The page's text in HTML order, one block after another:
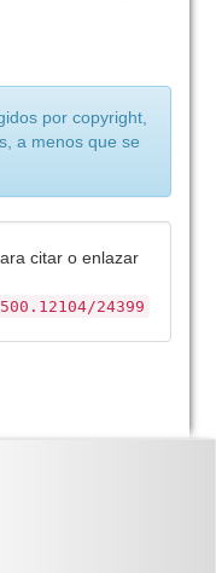
por copyright,
a menos que se
citar o enlazar
24399